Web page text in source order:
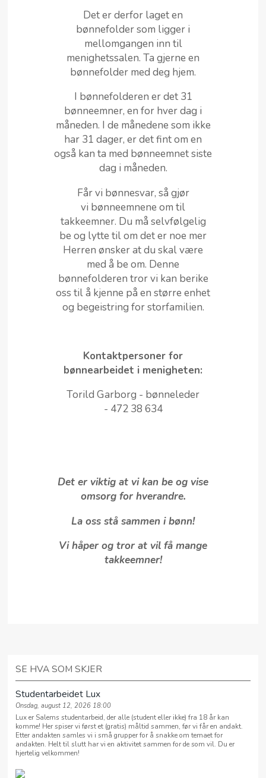
Det er derfor laget en
bønnefolder som ligger i
mellomgangen inn til
menighetssalen. Ta gjerne en
bønnefolder med deg hjem.
I bønnefolderen er det 31
bønneemner, en for hver dag i
måneden. I de månedene som ikke
har 31 dager, er det fint om en
også kan ta med bønneemnet siste
dag i måneden.
Får vi bønnesvar, så gjør
vi bønneemnene om til
takkeemner. Du må selvfølgelig
be og lytte til om det er noe mer
Herren ønsker at du skal være
med å be om. Denne
bønnefolderen tror vi kan berike
oss til å kjenne på en større enhet
og begeistring for storfamilien.
Kontaktpersoner for
bønnearbeidet i menigheten:
Torild Garborg - bønneleder
- 472 38 634
Det er viktig at vi kan be og vise
omsorg for hverandre.
La oss stå sammen i bønn!
Vi håper og tror at vil få mange
takkeemner!
SE HVA SOM SKJER
Studentarbeidet Lux
Onsdag, august 12, 2026 18:00
Lux er Salems studentarbeid, der alle (student eller ikke) fra 18 år kan
komme! Her spiser vi først et (gratis) måltid sammen, før vi får en andakt.
Etter andakten samles vi i små grupper for å snakke om temaet for
andakten. Helt til slutt har vi en aktivitet sammen for de som vil. Du er
hjertelig velkommen!